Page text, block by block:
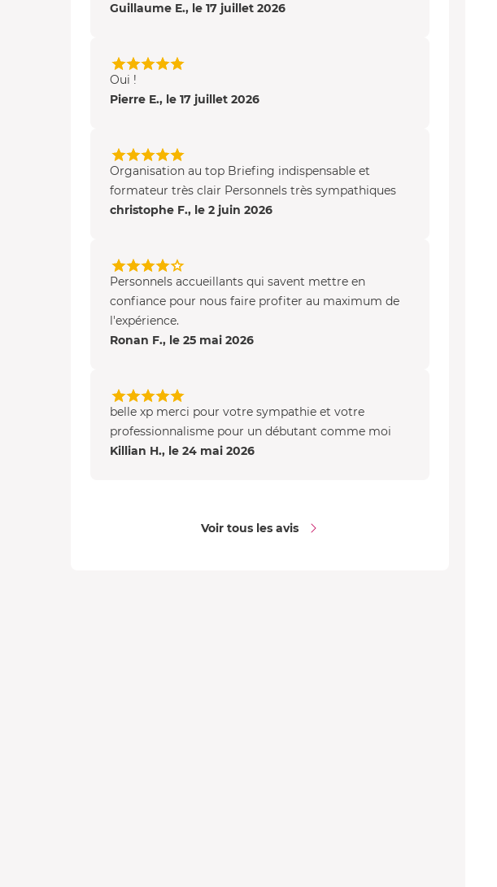
Guillaume E., le 17 juillet 2026
Oui !
Pierre E., le 17 juillet 2026
Organisation au top Briefing indispensable et
formateur très clair Personnels très sympathiques
christophe F., le 2 juin 2026
Personnels accueillants qui savent mettre en
confiance pour nous faire profiter au maximum de
l'expérience.
Ronan F., le 25 mai 2026
belle xp merci pour votre sympathie et votre
professionnalisme pour un débutant comme moi
Killian H., le 24 mai 2026
Voir tous les avis